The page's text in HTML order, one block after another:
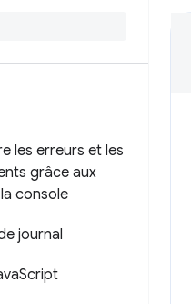
les erreurs et les
grâce aux
console
journal
Script